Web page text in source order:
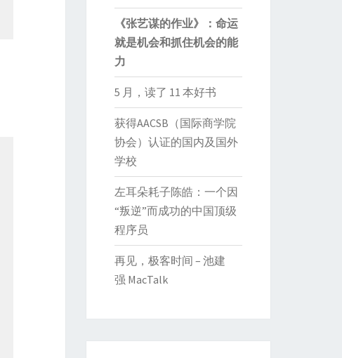
《张艺谋的作业》：命运
就是机会和抓住机会的能
力
5 月，读了 11 本好书
获得AACSB（国际商学院
协会）认证的国内及国外
学校
左耳朵耗子陈皓：一个因
“叛逆”而成功的中国顶级
程序员
再见，极客时间 – 池建
强 MacTalk